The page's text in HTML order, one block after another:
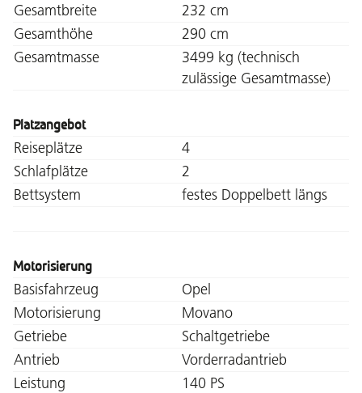
Gesamtbreite
232 cm
Gesamthöhe
290 cm
Gesamtmasse
3499 kg (technisch
zulässige Gesamtmasse)
Platzangebot
Reiseplätze
4
Schlafplätze
2
Bettsystem
festes Doppelbett längs
Motorisierung
Basisfahrzeug
Opel
Motorisierung
Movano
Getriebe
Schaltgetriebe
Antrieb
Vorderradantrieb
Leistung
140 PS